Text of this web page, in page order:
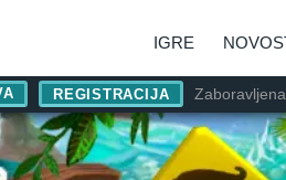
IGRE
REGISTRACIJA